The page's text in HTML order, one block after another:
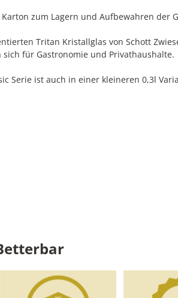
zum Lagern und Aufbewahren der
Tritan Kristallglas von Schott
für Gastronomie und Privathaushalte.
Serie ist auch in einer kleineren 0,3l